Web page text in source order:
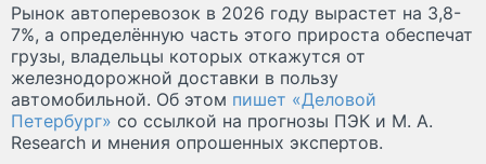
Рынок автоперевозок в 2026 году вырастет на 3,8-
7%, а определённую часть этого прироста обеспечат
грузы, владельцы которых откажутся от
железнодорожной доставки в пользу
автомобильной. Об этом пишет «Деловой
Петербург» со ссылкой на прогнозы ПЭК и M. A.
Research и мнения опрошенных экспертов.